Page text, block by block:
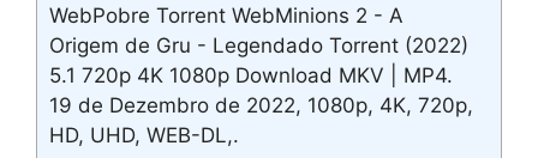
WebPobre Torrent WebMinions 2 - A
Origem de Gru - Legendado Torrent (2022)
5.1 720p 4K 1080p Download MKV | MP4.
19 de Dezembro de 2022, 1080p, 4K, 720p,
HD, UHD, WEB-DL,.